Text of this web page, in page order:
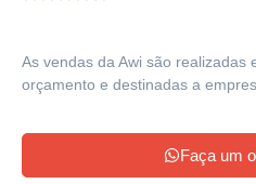
As vendas da Awi são realizadas
orçamento e destinadas a
Faça um